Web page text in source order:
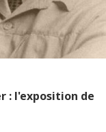
: l'exposition de